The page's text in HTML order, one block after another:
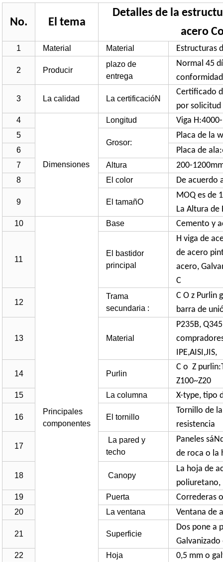
No. El tema
Detalles de la
acero
1 Material Material Estructuras
2 Producir
plazo de
entrega
Normal 45
3 La calidad La certificacióN
Certificado
por
4
Dimensiones
Longitud Viga
5
Grosor:
Placa de la
6 Placa de
7 Altura 200-
8 El color De acuerdo
9 El tamañO
MOQ es de
La Altura de
10
Principales
componentes
Base Cemento y
11
El bastidor
principal
H viga de
de acero
acero,
C
12
Trama
secundaria :
C O z Purlin
barra de
13 Material
P235B,
IPE,AISI,JIS,
14 Purlin
C o Z
Z100~Z20
15 La columna X-type, tipo
16 El tornillo
Tornillo de
resistencia
17
La pared y
techo
Paneles
de roca o la
18 Canopy
La hoja de
poliuretano,
19 Puerta Correderas
20 La ventana Ventana de
21 Superficie
Dos pone a
22 Hoja 0,5 mm o